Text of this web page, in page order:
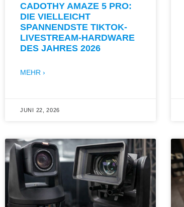
CADOTHY AMAZE 5 PRO:
DIE VIELLEICHT
SPANNENDSTE TIKTOK-
LIVESTREAM-HARDWARE
DES JAHRES 2026
MEHR ›
JUNI 22, 2026